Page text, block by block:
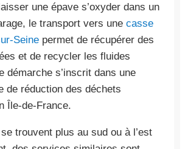
une épave s’oxyder dans un
le transport vers une casse
Seine permet de récupérer des
et de recycler les fluides
démarche s’inscrit dans une
de réduction des déchets
Île-de-France.
trouvent plus au sud ou à l’est